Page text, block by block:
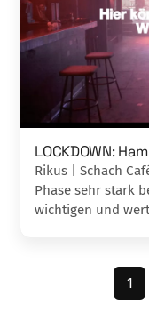
LOCKDOWN:
Rikus | Schach
Phase sehr stark
wichtigen und
1